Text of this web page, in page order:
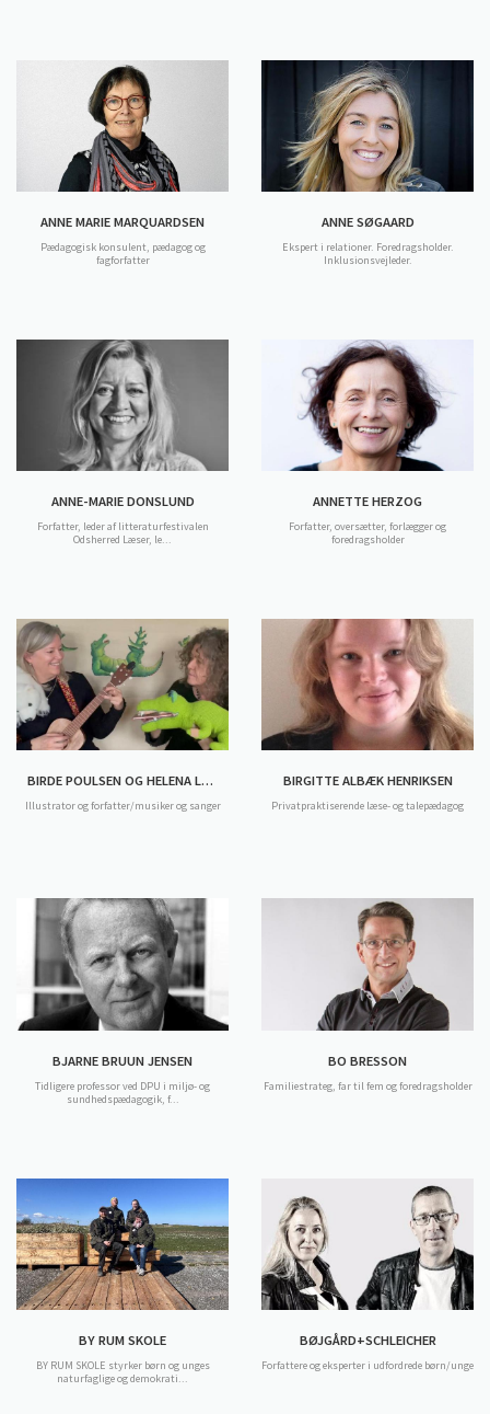
ANNE MARIE MARQUARDSEN
Pædagogisk konsulent, pædagog og
fagforfatter
ANNE SØGAARD
Ekspert i relationer. Foredragsholder.
Inklusionsvejleder.
ANNE-MARIE DONSLUND
Forfatter, leder af litteraturfestivalen
Odsherred Læser, le...
ANNETTE HERZOG
Forfatter, oversætter, forlægger og
foredragsholder
BIRDE POULSEN OG HELENA LJUNGGREN
Illustrator og forfatter/musiker og sanger
BIRGITTE ALBÆK HENRIKSEN
Privatpraktiserende læse- og talepædagog
BJARNE BRUUN JENSEN
Tidligere professor ved DPU i miljø- og
sundhedspædagogik, f...
BO BRESSON
Familiestrateg, far til fem og foredragsholder
BY RUM SKOLE
BY RUM SKOLE styrker børn og unges
naturfaglige og demokrati...
BØJGÅRD+SCHLEICHER
Forfattere og eksperter i udfordrede børn/unge